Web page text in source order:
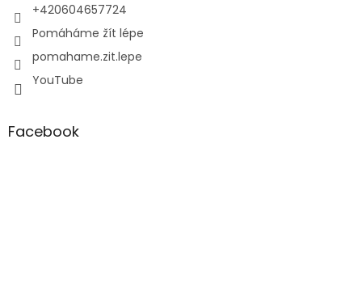
+420604657724
Pomáháme žít lépe
pomahame.zit.lepe
YouTube
Facebook